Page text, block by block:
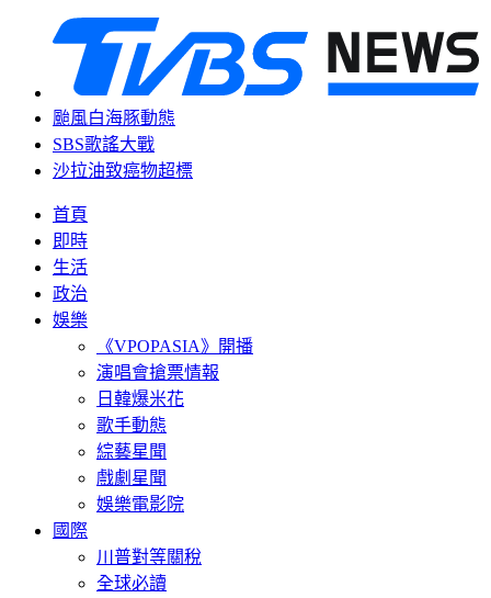
颱風白海豚動態
SBS歌謠大戰
沙拉油致癌物超標
首頁
即時
生活
政治
娛樂
《VPOPASIA》開播
演唱會搶票情報
日韓爆米花
歌手動態
綜藝星聞
戲劇星聞
娛樂電影院
國際
川普對等關稅
全球必讀